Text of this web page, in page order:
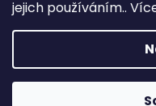
jejich používáním..
Copyright 2026
práva